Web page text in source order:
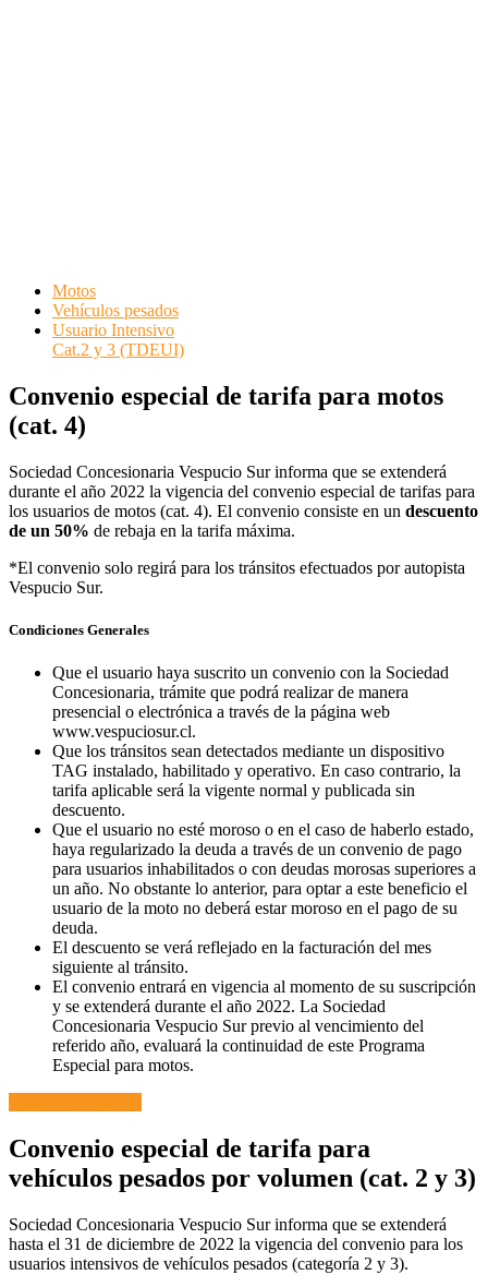
Motos
Vehículos pesados
Usuario Intensivo
Cat.2 y 3 (TDEUI)
Convenio especial de tarifa para motos
(cat. 4)
Sociedad Concesionaria Vespucio Sur informa que se extenderá
durante el año 2022 la vigencia del convenio especial de tarifas para
los usuarios de motos (cat. 4). El convenio consiste en un descuento
de un 50% de rebaja en la tarifa máxima.
*El convenio solo regirá para los tránsitos efectuados por autopista
Vespucio Sur.
Condiciones Generales
Que el usuario haya suscrito un convenio con la Sociedad
Concesionaria, trámite que podrá realizar de manera
presencial o electrónica a través de la página web
www.vespuciosur.cl.
Que los tránsitos sean detectados mediante un dispositivo
TAG instalado, habilitado y operativo. En caso contrario, la
tarifa aplicable será la vigente normal y publicada sin
descuento.
Que el usuario no esté moroso o en el caso de haberlo estado,
haya regularizado la deuda a través de un convenio de pago
para usuarios inhabilitados o con deudas morosas superiores a
un año. No obstante lo anterior, para optar a este beneficio el
usuario de la moto no deberá estar moroso en el pago de su
deuda.
El descuento se verá reflejado en la facturación del mes
siguiente al tránsito.
El convenio entrará en vigencia al momento de su suscripción
y se extenderá durante el año 2022. La Sociedad
Concesionaria Vespucio Sur previo al vencimiento del
referido año, evaluará la continuidad de este Programa
Especial para motos.
Convenio especial de tarifa para
vehículos pesados por volumen (cat. 2 y 3)
Sociedad Concesionaria Vespucio Sur informa que se extenderá
hasta el 31 de diciembre de 2022 la vigencia del convenio para los
usuarios intensivos de vehículos pesados (categoría 2 y 3).